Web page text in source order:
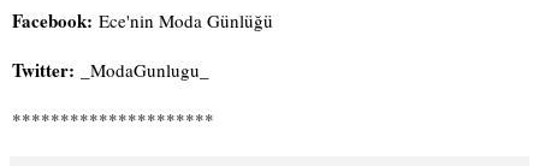
Facebook: Ece'nin Moda Günlüğü
Twitter: _ModaGunlugu_
*********************